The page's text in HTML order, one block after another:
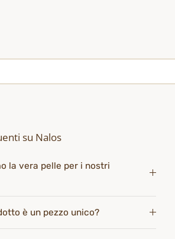
su Nalos
la vera pelle per i nostri
è un pezzo unico?